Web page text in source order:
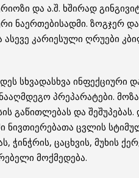
და ა.შ. ხშირად
ნაერთებისადმი. ზოგჯერ
კარიესული ღრუები
სხვადასხვა
პრეპარატები.
გაწითლებას და
ნივთიერებათა ცვლის
ცაცხვის, მუხის
მოქმედება.